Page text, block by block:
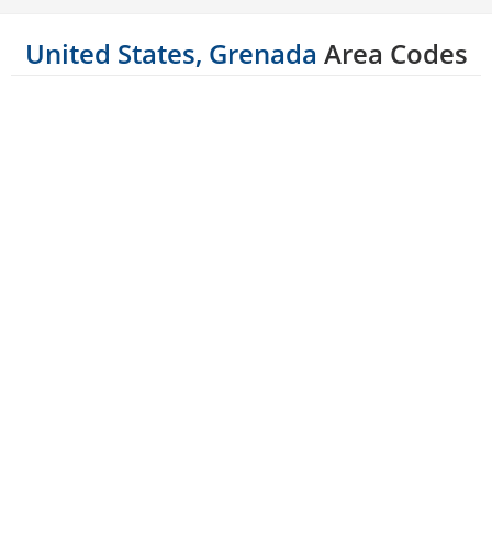
United States, Grenada Area Codes